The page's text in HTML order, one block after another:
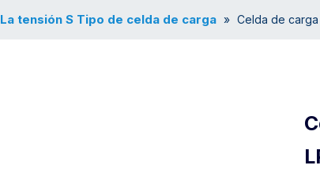
La tensión S Tipo de celda de carga » Celda de